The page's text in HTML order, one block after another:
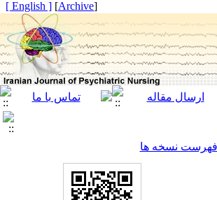
[
Archive
]
[ English ]
نسخه ها